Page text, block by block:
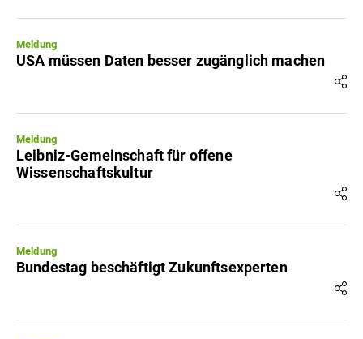
Meldung
USA müssen Daten besser zugänglich machen
Meldung
Leibniz-Gemeinschaft für offene
Wissenschaftskultur
Meldung
Bundestag beschäftigt Zukunftsexperten